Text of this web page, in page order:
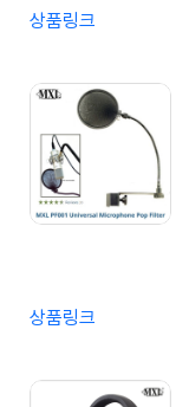
상품링크
상품링크